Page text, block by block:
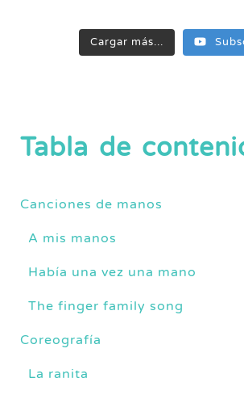
Cargar más...
Tabla de
Canciones de manos
A mis manos
Había una vez una mano
The finger family song
Coreografía
La ranita